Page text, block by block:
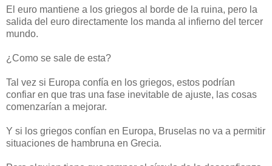
El euro mantiene a los griegos al borde de la ruina, pero la
salida del euro directamente los manda al infierno del tercer
mundo.
¿Como se sale de esta?
Tal vez si Europa confía en los griegos, estos podrían
confiar en que tras una fase inevitable de ajuste, las cosas
comenzarían a mejorar.
Y si los griegos confían en Europa, Bruselas no va a permitir
situaciones de hambruna en Grecia.